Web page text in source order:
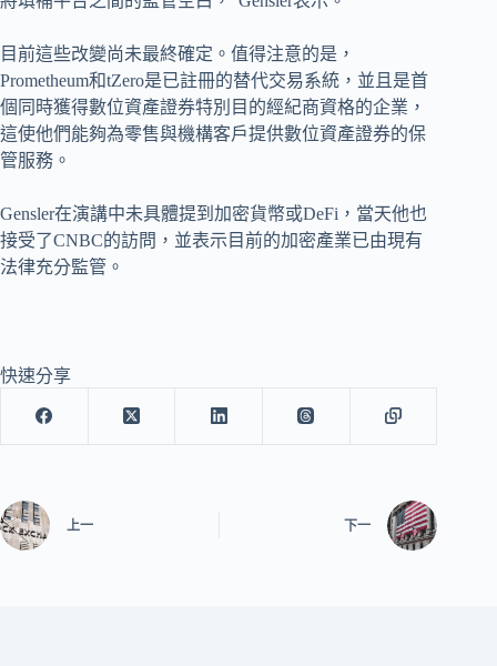
目前這些改變尚未最終確定。值得注意的是，
Prometheum和tZero是已註冊的替代交易系統，並且是首
個同時獲得數位資產證券特別目的經紀商資格的企業，
這使他們能夠為零售與機構客戶提供數位資產證券的保
管服務。
Gensler在演講中未具體提到加密貨幣或DeFi，當天他也
接受了CNBC的訪問，並表示目前的加密產業已由現有
法律充分監管。
快速分享
上一 下一